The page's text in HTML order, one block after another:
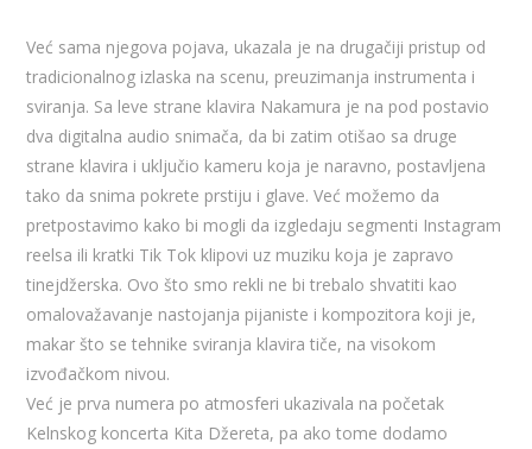
Već sama njegova pojava, ukazala je na drugačiji pristup od
tradicionalnog izlaska na scenu, preuzimanja instrumenta i
sviranja. Sa leve strane klavira Nakamura je na pod postavio
dva digitalna audio snimača, da bi zatim otišao sa druge
strane klavira i uključio kameru koja je naravno, postavljena
tako da snima pokrete prstiju i glave. Već možemo da
pretpostavimo kako bi mogli da izgledaju segmenti Instagram
reelsa ili kratki Tik Tok klipovi uz muziku koja je zapravo
tinejdžerska. Ovo što smo rekli ne bi trebalo shvatiti kao
omalovažavanje nastojanja pijaniste i kompozitora koji je,
makar što se tehnike sviranja klavira tiče, na visokom
izvođačkom nivou.
Već je prva numera po atmosferi ukazivala na početak
Kelnskog koncerta Kita Džereta, pa ako tome dodamo